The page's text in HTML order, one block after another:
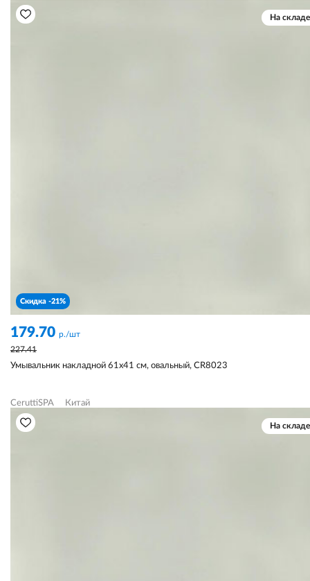
На складе
Скидка -21%
179.70 р./шт
227.41
Умывальник накладной 61х41 см, овальный, CR8023
CeruttiSPA Китай
На складе